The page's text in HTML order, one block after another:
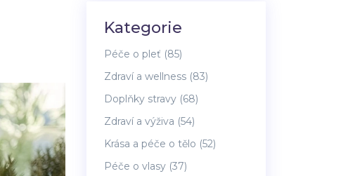
Kategorie
Péče o pleť (85)
Zdraví a wellness (83)
Doplňky stravy (68)
Zdraví a výživa (54)
Krása a péče o tělo (52)
Péče o vlasy (37)